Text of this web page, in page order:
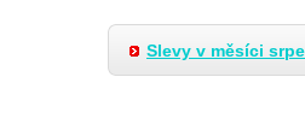
Slevy v měsíci